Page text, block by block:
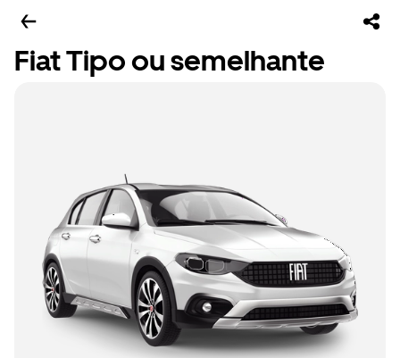
Fiat Tipo ou semelhante